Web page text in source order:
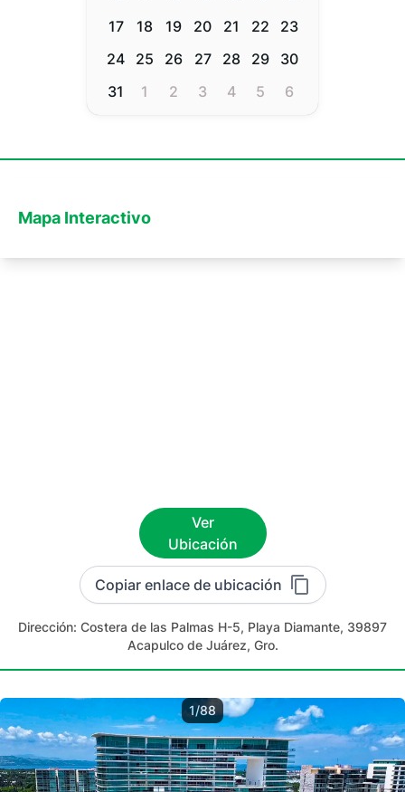
17
18 19 20 21 22
23
24
25 26 27 28 29
30
31
1 2 3 4 5 6
Mapa Interactivo
Ver
Ubicación
Copiar enlace de ubicación
Dirección: Costera de las Palmas H-5, Playa Diamante, 39897
Acapulco de Juárez, Gro.
1/88